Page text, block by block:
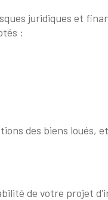
juridiques et
:
des biens loués,
de votre projet